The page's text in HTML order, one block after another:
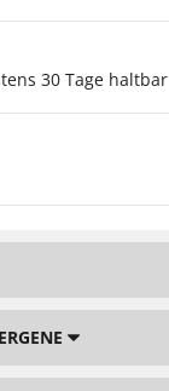
30 Tage haltbar